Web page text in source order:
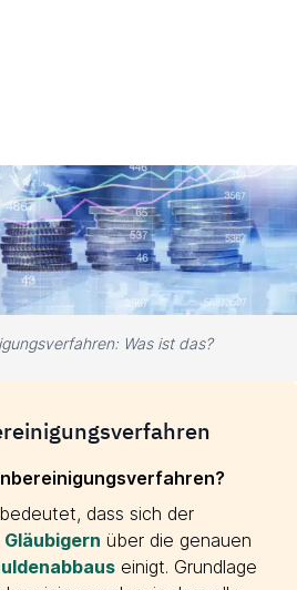
Was ist das?
dass sich der
Gläubigern über die genauen
einigt. Grundlage